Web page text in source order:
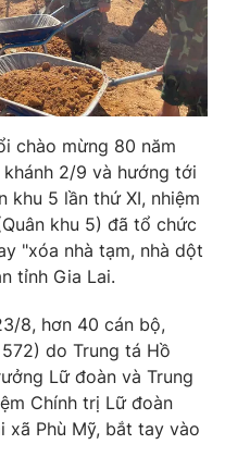
chào mừng 80 năm
khánh 2/9 và hướng tới
khu 5 lần thứ XI, nhiệm
khu 5) đã tổ chức
"xóa nhà tạm, nhà dột
tỉnh Gia Lai.
8, hơn 40 cán bộ,
do Trung tá Hồ
Lữ đoàn và Trung
Chính trị Lữ đoàn
Phù Mỹ, bắt tay vào